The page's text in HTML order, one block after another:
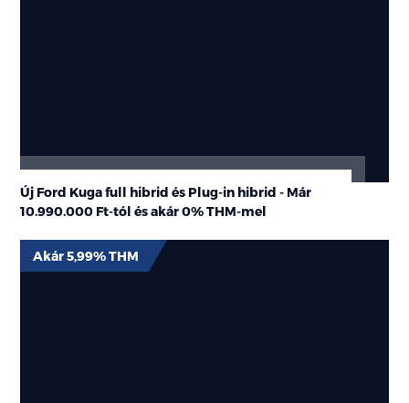
Új Ford Kuga full hibrid és Plug-in hibrid - Már
10.990.000 Ft-tól és akár 0% THM-mel
Akár 5,99% THM